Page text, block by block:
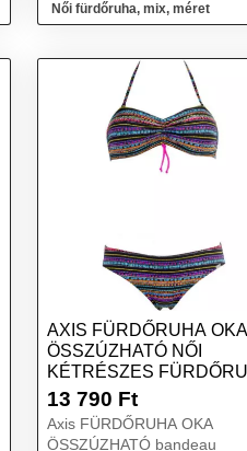
Női fürdőruha, mix, méret
AXIS FÜRDŐRUHA OKA
ÖSSZÚZHATÓ NŐI
KÉTRÉSZES
MIX, MÉRET
13 790 Ft
Axis FÜRDŐRUHA OKA
ÖSSZÚZHATÓ bandeau